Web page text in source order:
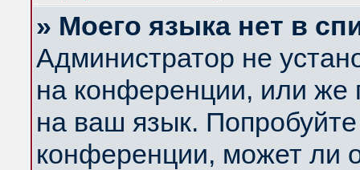
» Моего языка нет в
Администратор не
на конференции, или же
на ваш язык.
конференции, может ли